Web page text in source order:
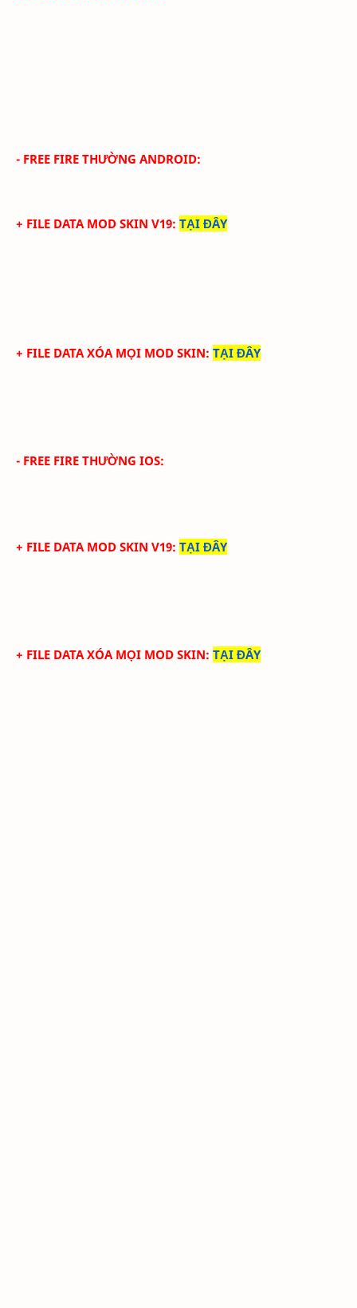
- FREE FIRE THƯỜNG ANDROID:
+ FILE DATA MOD SKIN V19: TẠI ĐÂY
+ FILE DATA XÓA MỌI MOD SKIN: TẠI ĐÂY
- FREE FIRE THƯỜNG IOS:
+ FILE DATA MOD SKIN V19: TẠI ĐÂY
+ FILE DATA XÓA MỌI MOD SKIN: TẠI ĐÂY